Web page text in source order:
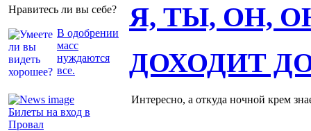
Нравитесь ли вы себе?
В одобрении
масс
нуждаются
все.
Я, ТЫ, ОН,
Билеты на вход в
Провал
ДОХОДИТ
Интересно, а откуда ночной крем